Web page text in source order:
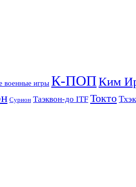
военные игры К-ПОПКим
Сурион Таэквон-до ITF Токто